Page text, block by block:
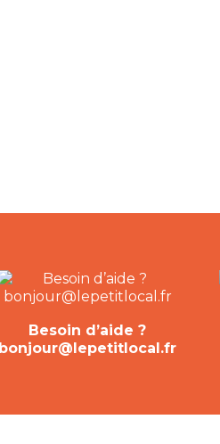
Besoin d’aide ?
bonjour@lepetitlocal.fr